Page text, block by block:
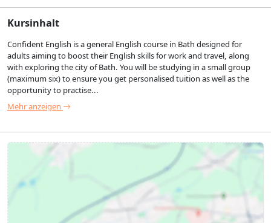
Kursinhalt
Confident English is a general English course in Bath designed for
adults aiming to boost their English skills for work and travel, along
with exploring the city of Bath. You will be studying in a small group
(maximum six) to ensure you get personalised tuition as well as the
opportunity to practise...
Mehr anzeigen